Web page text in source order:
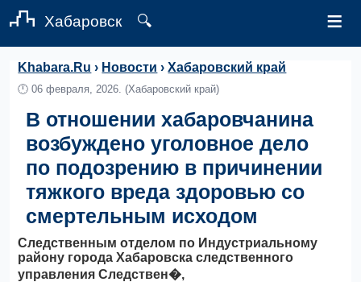
Хабаровск 🔍 ≡
Khabara.Ru › Новости ›Хабаровский край
🕛06 февраля, 2026. (Хабаровский край)
В отношении хабаровчанина
возбуждено уголовное дело
по подозрению в причинении
тяжкого вреда здоровью со
смертельным исходом
Следственным отделом по Индустриальному
району города Хабаровска следственного
управления Следствен�,